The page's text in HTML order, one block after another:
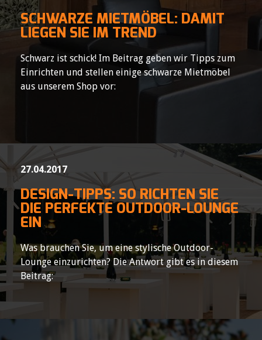
SCHWARZE MIETMÖBEL: DAMIT
LIEGEN SIE IM TREND
Schwarz ist schick! Im Beitrag geben wir Tipps zum
Einrichten und stellen einige schwarze Mietmöbel
aus unserem Shop vor:
27.04.2017
DESIGN-TIPPS: SO RICHTEN SIE
DIE PERFEKTE OUTDOOR-LOUNGE
EIN
Was brauchen Sie, um eine stylische Outdoor-
Lounge einzurichten? Die Antwort gibt es in diesem
Beitrag: